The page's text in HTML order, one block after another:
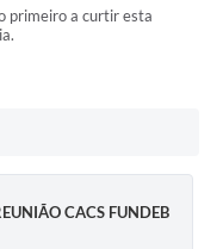
primeiro a curtir esta
CACS FUNDEB